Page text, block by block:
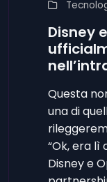
Disney
Questa
una di
“Ok, era lì
Disney e